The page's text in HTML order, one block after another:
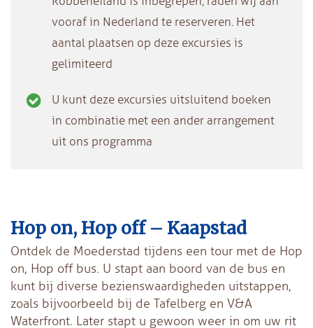
vooraf in Nederland te reserveren. Het
aantal plaatsen op deze excursies is
gelimiteerd
U kunt deze excursies uitsluitend boeken
in combinatie met een ander arrangement
uit ons programma
Hop on, Hop off – Kaapstad
Ontdek de Moederstad tijdens een tour met de Hop
on, Hop off bus. U stapt aan boord van de bus en
kunt bij diverse bezienswaardigheden uitstappen,
zoals bijvoorbeeld bij de Tafelberg en V&A
Waterfront. Later stapt u gewoon weer in om uw rit